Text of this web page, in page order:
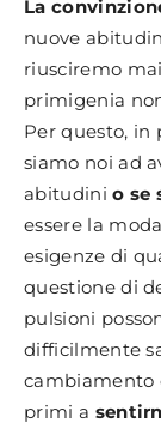
La
nuove
riusciremo
primigenia
Per questo, in
siamo noi ad
abitudini o se
essere la
esigenze di
questione di
pulsioni
difficilmente
cambiamento
primi a